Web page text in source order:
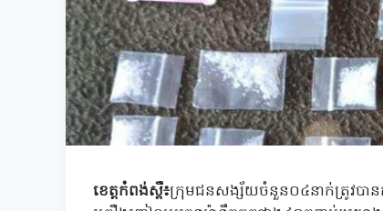
ខេត្តកំពង់ស្ពឺ៖ក្រុមជនសង្ស័យចំនួន០៤នាក់ត្រូវបានកម្